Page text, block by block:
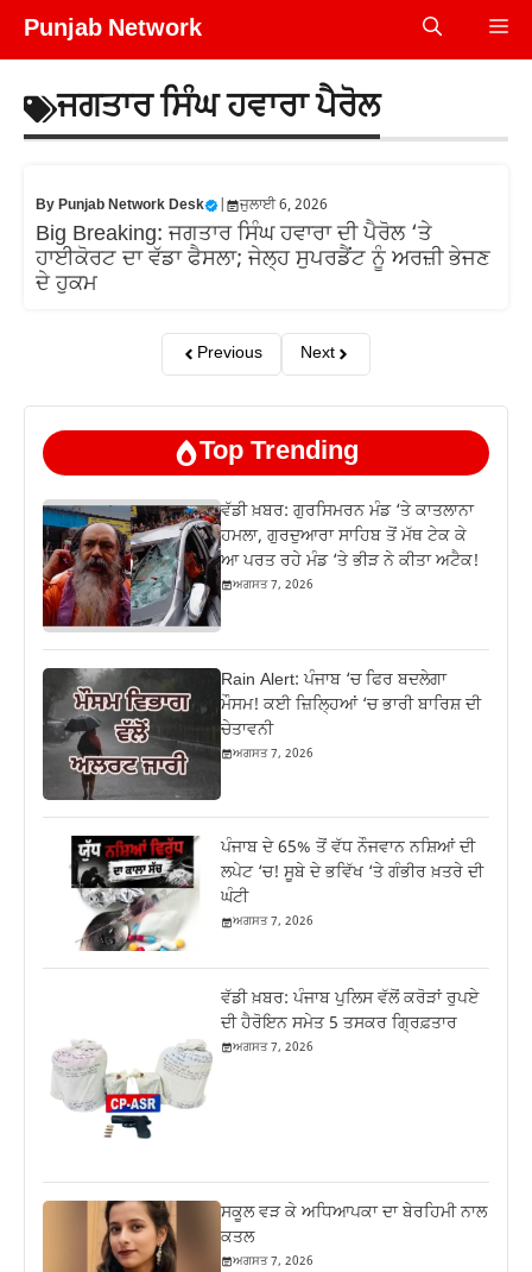
Skip
Punjab Network
ਜਗਤਾਰ ਸਿੰਘ ਹਵਾਰਾ ਪੈਰੋਲ
ByPunjab Network Desk ਜੁਲਾਈ 6, 2026
Big Breaking: ਜਗਤਾਰ ਸਿੰਘ ਹਵਾਰਾ ਦੀ ਪੈਰੋਲ ‘ਤੇ
ਹਾਈਕੋਰਟ ਦਾ ਵੱਡਾ ਫੈਸਲਾ; ਜੇਲ੍ਹ ਸੁਪਰਡੈਂਟ ਨੂੰ ਅਰਜ਼ੀ ਭੇਜਣ
ਦੇ ਹੁਕਮ
Previous Next
Top Trending
ਵੱਡੀ ਖ਼ਬਰ: ਗੁਰਸਿਮਰਨ ਮੰਡ ‘ਤੇ ਕਾਤਲਾਨਾ
ਹਮਲਾ, ਗੁਰਦੁਆਰਾ ਸਾਹਿਬ ਤੋਂ ਮੱਥ ਟੇਕ ਕੇ
ਆ ਪਰਤ ਰਹੇ ਮੰਡ ‘ਤੇ ਭੀੜ ਨੇ ਕੀਤਾ ਅਟੈਕ!
ਅਗਸਤ 7, 2026
Rain Alert: ਪੰਜਾਬ ‘ਚ ਫਿਰ ਬਦਲੇਗਾ
ਮੌਸਮ! ਕਈ ਜ਼ਿਲ੍ਹਿਆਂ ‘ਚ ਭਾਰੀ ਬਾਰਿਸ਼ ਦੀ
ਚੇਤਾਵਨੀ
ਅਗਸਤ 7, 2026
ਪੰਜਾਬ ਦੇ 65% ਤੋਂ ਵੱਧ ਨੌਜਵਾਨ ਨਸ਼ਿਆਂ ਦੀ
ਲਪੇਟ ‘ਚ! ਸੂਬੇ ਦੇ ਭਵਿੱਖ ‘ਤੇ ਗੰਭੀਰ ਖ਼ਤਰੇ ਦੀ
ਘੰਟੀ
ਅਗਸਤ 7, 2026
ਵੱਡੀ ਖ਼ਬਰ: ਪੰਜਾਬ ਪੁਲਿਸ ਵੱਲੋਂ ਕਰੋੜਾਂ ਰੁਪਏ
ਦੀ ਹੈਰੋਇਨ ਸਮੇਤ 5 ਤਸਕਰ ਗ੍ਰਿਫ਼ਤਾਰ
ਅਗਸਤ 7, 2026
ਸਕੂਲ ਵੜ ਕੇ ਅਧਿਆਪਕਾ ਦਾ ਬੇਰਹਿਮੀ ਨਾਲ
ਕਤਲ
ਅਗਸਤ 7, 2026